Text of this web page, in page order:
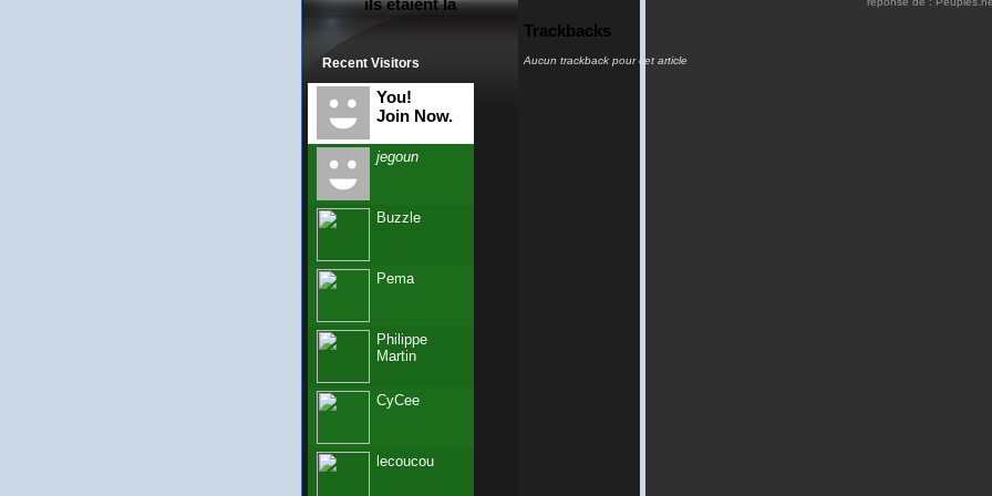
ils étaient là
Recent Visitors
You!
Join Now.
jegoun
Buzzle
Pema
Philippe
Martin
CyCee
lecoucou
Trackbacks
Aucun trackback pour cet article